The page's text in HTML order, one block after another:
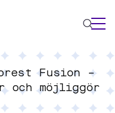
Fusion –
och möjliggör